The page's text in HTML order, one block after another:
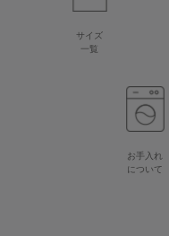
サイズ
一覧
お手入れ
について